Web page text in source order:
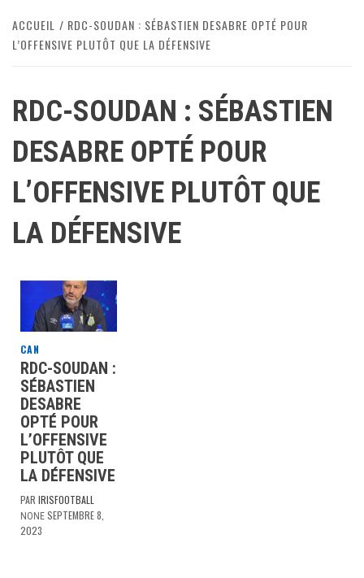
ACCUEIL
RDC-SOUDAN : SÉBASTIEN DESABRE OPTÉ POUR
L’OFFENSIVE PLUTÔT QUE LA DÉFENSIVE
RDC-SOUDAN : SÉBASTIEN
DESABRE OPTÉ POUR
L’OFFENSIVE PLUTÔT QUE
LA DÉFENSIVE
CAN
RDC-SOUDAN :
SÉBASTIEN
DESABRE
OPTÉ POUR
L’OFFENSIVE
PLUTÔT QUE
LA DÉFENSIVE
PAR IRISFOOTBALL
NONE SEPTEMBRE 8,
2023